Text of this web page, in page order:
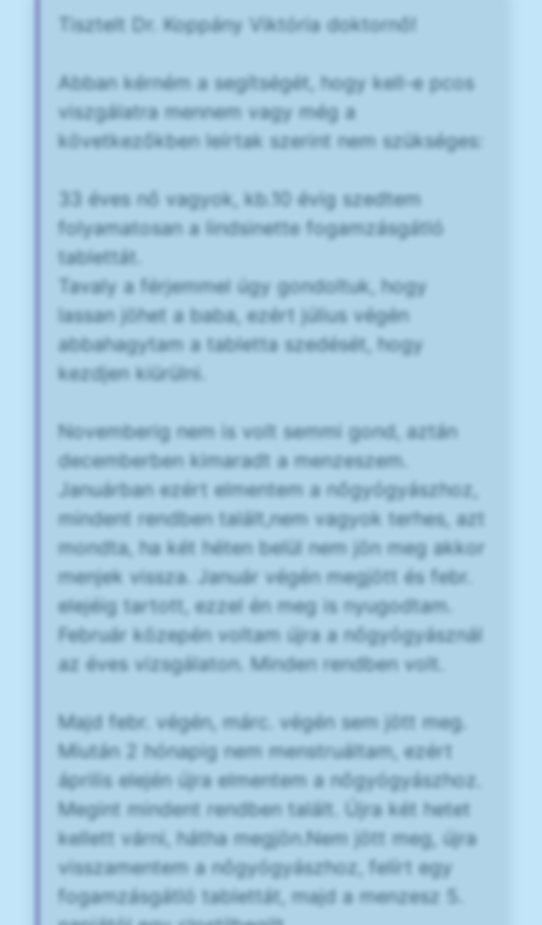
Tisztelt Dr. Koppány Viktória doktornő!
Abban kérném a segítségét, hogy kell-e pcos
viszgálatra mennem vagy még a
következőkben leírtak szerint nem szükséges:
33 éves nő vagyok, kb.10 évig szedtem
folyamatosan a lindsinette fogamzásgátló
tablettát.
Tavaly a férjemmel úgy gondoltuk, hogy
lassan jöhet a baba, ezért július végén
abbahagytam a tabletta szedését, hogy
kezdjen kiürülni.
Novemberig nem is volt semmi gond, aztán
decemberben kimaradt a menzeszem.
Januárban ezért elmentem a nőgyógyászhoz,
mindent rendben talált,nem vagyok terhes, azt
mondta, ha két héten belül nem jön meg akkor
menjek vissza. Január végén megjött és febr.
elejéig tartott, ezzel én meg is nyugodtam.
Február közepén voltam újra a nőgyógyásznál
az éves vizsgálaton. Minden rendben volt.
Majd febr. végén, márc. végén sem jött meg.
Miután 2 hónapig nem menstruáltam, ezért
április elején újra elmentem a nőgyógyászhoz.
Megint mindent rendben talált. Újra két hetet
kellett várni, hátha megjön.Nem jött meg, újra
visszamentem a nőgyógyászhoz, felírt egy
fogamzásgátló tablettát, majd a menzesz 5.